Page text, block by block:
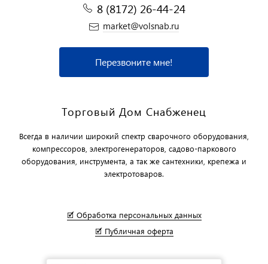
8 (8172) 26-44-24
market@volsnab.ru
Перезвоните мне!
Торговый Дом Снабженец
Всегда в наличии широкий спектр сварочного оборудования,
компрессоров, электрогенераторов, садово-паркового
оборудования, инструмента, а так же сантехники, крепежа и
электротоваров.
🗹 Обработка персональных данных
🗹 Публичная оферта